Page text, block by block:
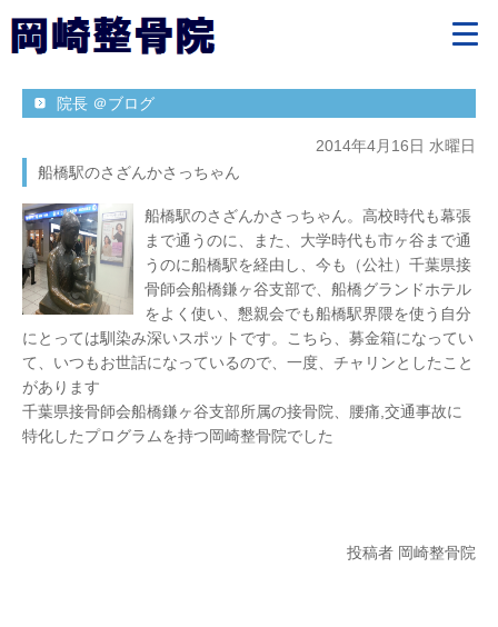
院長 ＠ブログ
2014年4月16日 水曜日
船橋駅のさざんかさっちゃん
船橋駅のさざんかさっちゃん。高校時代も幕張
まで通うのに、また、大学時代も市ヶ谷まで通
うのに船橋駅を経由し、今も（公社）千葉県接
骨師会船橋鎌ヶ谷支部で、船橋グランドホテル
をよく使い、懇親会でも船橋駅界隈を使う自分
にとっては馴染み深いスポットです。こちら、募金箱になってい
て、いつもお世話になっているので、一度、チャリンとしたこと
があります
千葉県接骨師会船橋鎌ヶ谷支部所属の接骨院、腰痛,交通事故に
特化したプログラムを持つ岡崎整骨院でした
投稿者 岡崎整骨院